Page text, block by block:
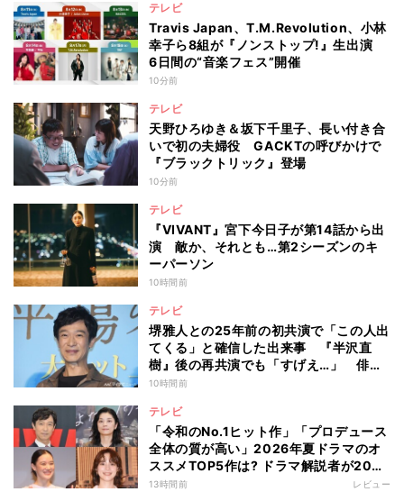
テレビ
Travis Japan、T.M.Revolution、小林
幸子ら8組が『ノンストップ!』生出演
6日間の“音楽フェス”開催
10分前
テレビ
天野ひろゆき＆坂下千里子、長い付き合
いで初の夫婦役 GACKTの呼びかけで
『ブラックトリック』登場
10分前
テレビ
『VIVANT』宮下今日子が第14話から出
演 敵か、それとも…第2シーズンのキ
ーパーソン
10時間前
テレビ
堺雅人との25年前の初共演で「この人出
てくる」と確信した出来事 『半沢直
樹』後の再共演でも「すげえ…」 俳優
としての“初体験”を阿部寛が告白
10時間前
テレビ
「令和のNo.1ヒット作」「プロデュース
全体の質が高い」2026年夏ドラマのオ
ススメTOP5作は? ドラマ解説者が20作
の傾向を“視聴率無視”で徹底分析
13時間前 レビュー